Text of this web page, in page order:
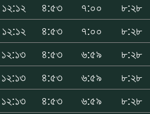
১২:১২ ৪:৫৩ ৭:০০
৮:২৮
১২:১২ ৪:৫৩ ৭:০০
৮:২৮
১২:১৩ ৪:৫৩ ৬:৫৯
৮:২৮
১২:১৩ ৪:৫৩ ৬:৫৯
৮:২৮
১২:১৩ ৪:৫৩ ৬:৫৯
৮:২৮